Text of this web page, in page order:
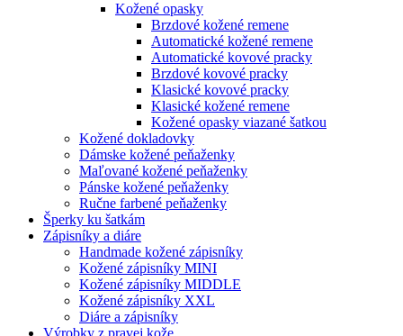
Kožené opasky
Brzdové kožené remene
Automatické kožené remene
Automatické kovové pracky
Brzdové kovové pracky
Klasické kovové pracky
Klasické kožené remene
Kožené opasky viazané šatkou
Kožené dokladovky
Dámske kožené peňaženky
Maľované kožené peňaženky
Pánske kožené peňaženky
Ručne farbené peňaženky
Šperky ku šatkám
Zápisníky a diáre
Handmade kožené zápisníky
Kožené zápisníky MINI
Kožené zápisníky MIDDLE
Kožené zápisníky XXL
Diáre a zápisníky